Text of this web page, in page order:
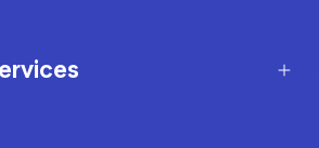
Services